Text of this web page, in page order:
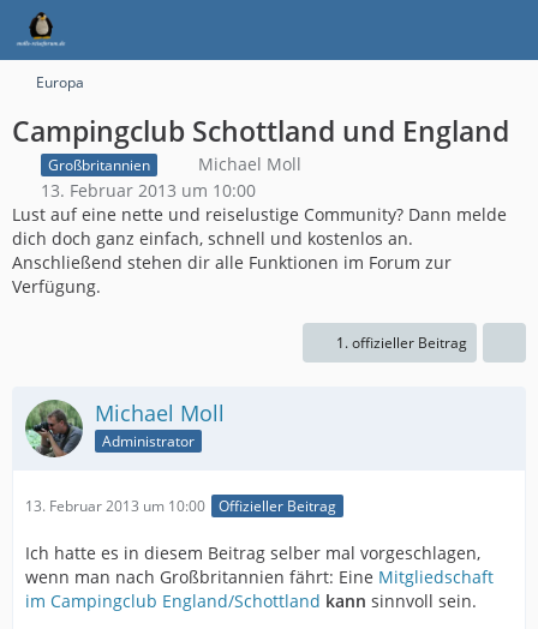
Europa
Campingclub Schottland und England
Großbritannien
Michael Moll
13. Februar 2013 um 10:00
Lust auf eine nette und reiselustige Community? Dann melde
dich doch ganz einfach, schnell und kostenlos an.
Anschließend stehen dir alle Funktionen im Forum zur
Verfügung.
1. offizieller Beitrag
Michael Moll
Administrator
13. Februar 2013 um 10:00 Offizieller Beitrag
Ich hatte es in diesem Beitrag selber mal vorgeschlagen,
wenn man nach Großbritannien fährt: Eine Mitgliedschaft
im Campingclub England/Schottland kann sinnvoll sein.